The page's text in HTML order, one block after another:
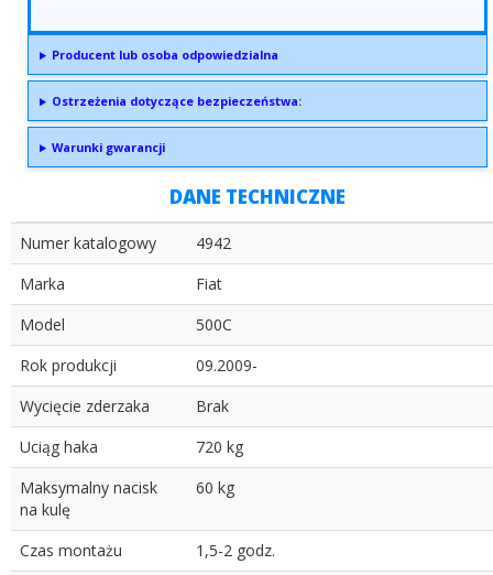
Producent lub osoba odpowiedzialna
Ostrzeżenia dotyczące bezpieczeństwa:
Warunki gwarancji
DANE TECHNICZNE
Numer katalogowy
4942
Marka
Fiat
Model
500C
Rok produkcji
09.2009-
Wycięcie zderzaka
Brak
Uciąg haka
720 kg
Maksymalny nacisk
na kulę
60 kg
Czas montażu 1,5-2 godz.